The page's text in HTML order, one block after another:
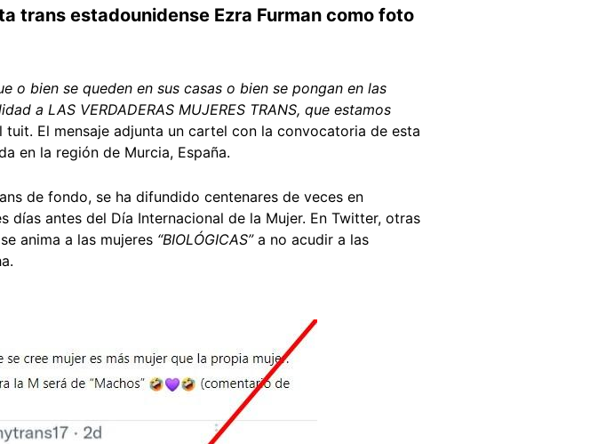
trans estadounidense Ezra Furman como foto
o bien se queden en sus casas o bien se pongan en las
a LAS VERDADERAS MUJERES TRANS, que estamos
tuit. El mensaje adjunta un cartel con la convocatoria de esta
en la región de Murcia, España.
de fondo, se ha difundido centenares de veces en
días antes del Día Internacional de la Mujer. En Twitter, otras
anima a las mujeres “BIOLÓGICAS” a no acudir a las